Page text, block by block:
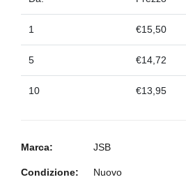
1 €15,50
5 €14,72
10 €13,95
Marca: JSB
Condizione: Nuovo